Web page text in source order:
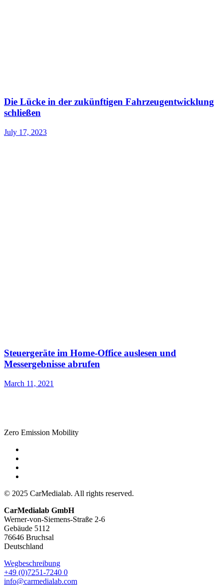
Die Lücke in der zukünftigen Fahrzeugentwicklung
schließen
July 17, 2023
Steuergeräte im Home-Office auslesen und
Messergebnisse abrufen
March 11, 2021
Zero Emission Mobility
© 2025 CarMedialab. All rights reserved.
CarMedialab GmbH
Werner-von-Siemens-Straße 2-6
Gebäude 5112
76646 Bruchsal
Deutschland
Wegbeschreibung
+49 (0)7251-7240 0
info@carmedialab.com